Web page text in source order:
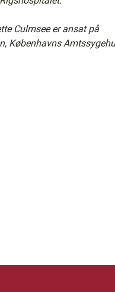
Culmsee er ansat på
Københavns